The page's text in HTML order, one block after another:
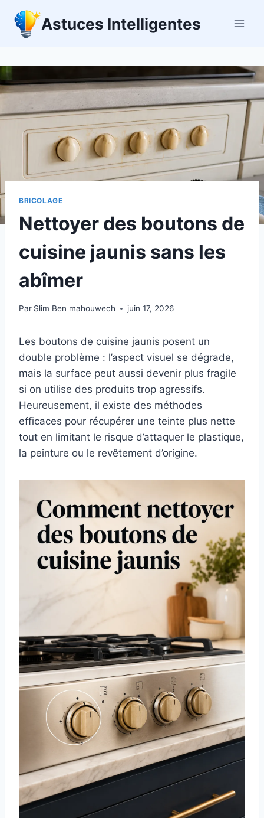
contenu
Astuces Intelligentes
BRICOLAGE
Nettoyer des boutons de
cuisine jaunis sans les
abîmer
Par Slim Ben mahouwech juin 17, 2026
Les boutons de cuisine jaunis posent un
double problème : l’aspect visuel se dégrade,
mais la surface peut aussi devenir plus fragile
si on utilise des produits trop agressifs.
Heureusement, il existe des méthodes
efficaces pour récupérer une teinte plus nette
tout en limitant le risque d’attaquer le plastique,
la peinture ou le revêtement d’origine.